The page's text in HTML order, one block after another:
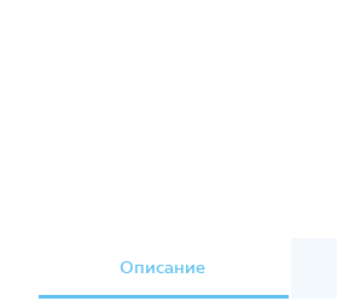
Описание